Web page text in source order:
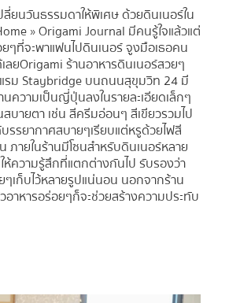
ยนวันธรรมดาให้พิเศษ ด้วยดินเนอร์ใน
» Origami Journal มีคนรู้ใจแล้วแต่
ๆที่จะพาแฟนไปดินเนอร์ จูงมือเธอคน
ลยOrigami ร้านอาหารดินเนอร์สวยๆ
แรม Staybridge บนถนนสุขุมวิท 24 มี
ความเป็นญี่ปุ่นลงในรายละเอียดเล็กๆ
สบายตา เช่น สีครีมอ่อนๆ สีเขียวรวมไป
บรรยากาศสบายๆเรียบแต่หรูด้วยไฟสี
ภายในร้านมีโซนสำหรับดินเนอร์หลาย
ให้ความรู้สึกที่แตกต่างกันไป รับรองว่า
ๆเก็บไว้หลายรูปแน่นอน นอกจากร้าน
าหารอร่อยๆก็จะช่วยสร้างความประทับ